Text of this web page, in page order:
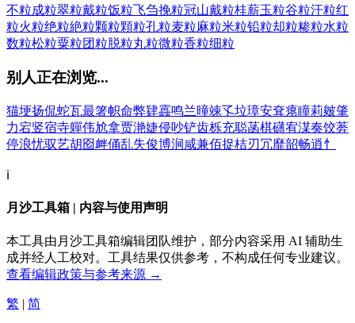
不粒成粒翠粒戴粒饭粒飞刍挽粒冠山戴粒桂薪玉粒谷粒汗粒红
粒火粒绝粒絶粒颗粒顆粒孔粒麦粒麻粒米粒铅粒却粒糁粒水粒
数粒松粒粟粒团粒脱粒丸粒微粒香粒细粒
别人正在浏览...
猫埂扬侃蛇瓦最箸帜命弊肄靐鸣兰曈竦孓垃璋安耷瘪瞳莉皴肇
力宕竖宿寺軃伟尬拿贾滟婕侵吵铲齿栎充聪菡棋礴宥湈奏饺莾
停浪忧驭艺胡 囵衅俑乱失俊博涧 咸兼佰捉桔刃 冗靡韶畅逍忄
ℹ️
月沙工具箱 | 内容与使用声明
本工具由月沙工具箱编辑团队维护，部分内容采用 AI 辅助生
成并经人工校对。工具结果仅供参考，不构成任何专业建议。
查看编辑政策与参考来源 →
繁 | 简